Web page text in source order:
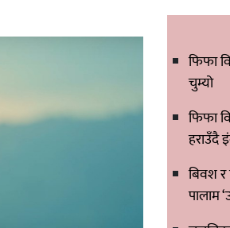
फिफा
चुम्यो
फिफा
हराउँदै
बिवश र
पालाम